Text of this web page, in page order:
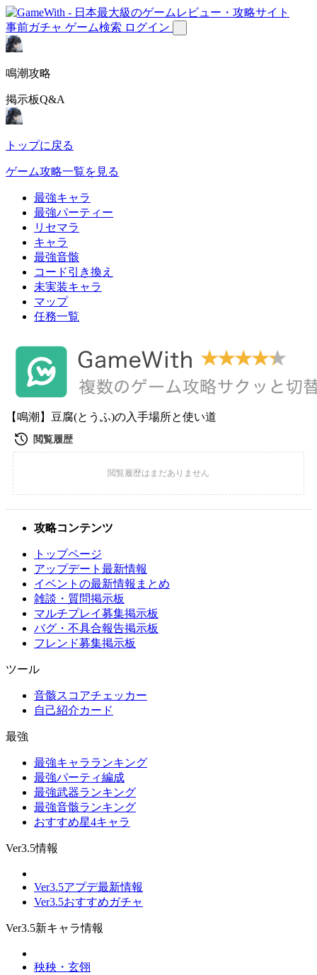
事前ガチャ ゲーム検索 ログイン
鳴潮攻略
掲示板Q&A
トップに戻る
ゲーム攻略一覧を見る
最強キャラ
最強パーティー
リセマラ
キャラ
最強音骸
コード引き換え
未実装キャラ
マップ
任務一覧
【鳴潮】豆腐(とうふ)の入手場所と使い道
攻略コンテンツ
トップページ
アップデート最新情報
イベントの最新情報まとめ
雑談・質問掲示板
マルチプレイ募集掲示板
バグ・不具合報告掲示板
フレンド募集掲示板
ツール
音骸スコアチェッカー
自己紹介カード
最強
最強キャラランキング
最強パーティ編成
最強武器ランキング
最強音骸ランキング
おすすめ星4キャラ
Ver3.5情報
Ver3.5アプデ最新情報
Ver3.5おすすめガチャ
Ver3.5新キャラ情報
秧秧・玄翎